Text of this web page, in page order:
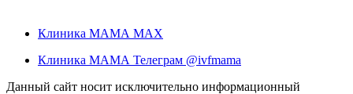
Клиника МАМА MAX
Клиника МАМА Телеграм @ivfmama
Данный сайт носит исключительно информационный